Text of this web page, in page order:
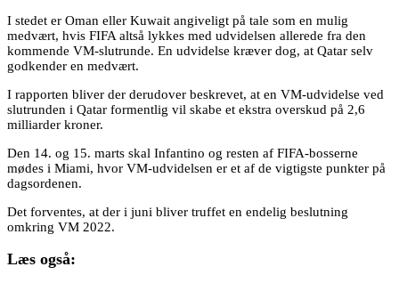
I stedet er Oman eller Kuwait angiveligt på tale som en mulig
medvært, hvis FIFA altså lykkes med udvidelsen allerede fra den
kommende VM-slutrunde. En udvidelse kræver dog, at Qatar selv
godkender en medvært.
I rapporten bliver der derudover beskrevet, at en VM-udvidelse ved
slutrunden i Qatar formentlig vil skabe et ekstra overskud på 2,6
milliarder kroner.
Den 14. og 15. marts skal Infantino og resten af FIFA-bosserne
mødes i Miami, hvor VM-udvidelsen er et af de vigtigste punkter på
dagsordenen.
Det forventes, at der i juni bliver truffet en endelig beslutning
omkring VM 2022.
Læs også: